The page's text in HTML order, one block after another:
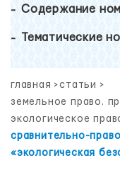
Содержание
Тематические
главная >статьи >
земельное право.
экологическое
сравнительно-
«экологическая